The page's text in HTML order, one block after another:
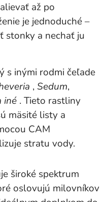
až po
je jednoduché –
stonky a nechať ju
s inými rodmi čeľade
,Sedum,
iné . Tieto rastliny
mäsité listy a
CAM
stratu vody.
široké spektrum
oslovujú milovníkov